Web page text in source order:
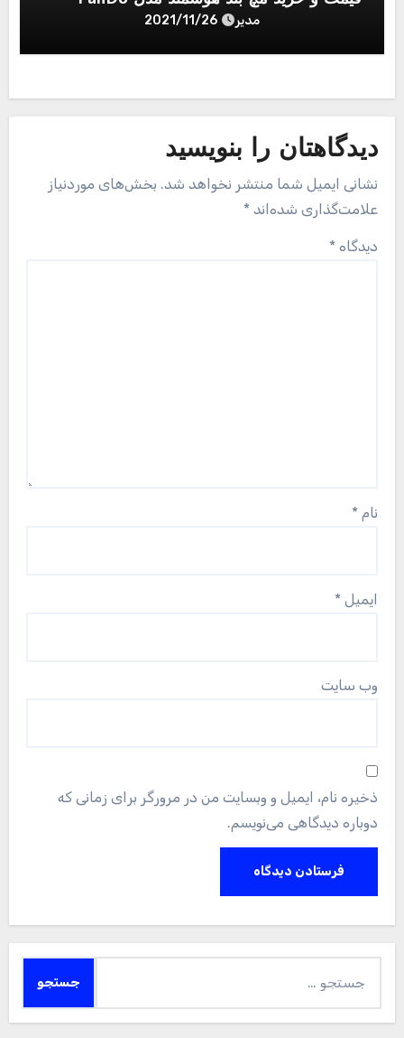
مدیر 2021/11/26
دیدگاهتان را بنویسید
نشانی ایمیل شما منتشر نخواهد شد. بخش‌های موردنیاز
علامت‌گذاری شده‌اند *
دیدگاه *
نام *
ایمیل *
وب‌ سایت
ذخیره نام، ایمیل و وبسایت من در مرورگر برای زمانی که
دوباره دیدگاهی می‌نویسم.
برای: